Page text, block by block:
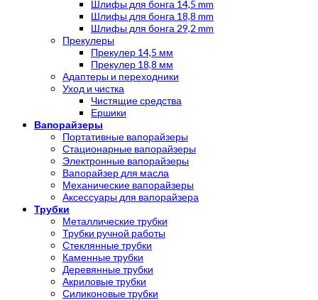
Шлифы для бонга 14,5 mm
Шлифы для бонга 18,8 mm
Шлифы для бонга 29,2 mm
Прекулеры
Прекулер 14,5 мм
Прекулер 18,8 мм
Адаптеры и переходники
Уход и чистка
Чистящие средства
Ершики
Вапорайзеры
Портативные вапорайзеры
Стационарные вапорайзеры
Электронные вапорайзеры
Вапорайзер для масла
Механические вапорайзеры
Аксессуары для вапорайзера
Трубки
Металлические трубки
Трубки ручной работы
Стеклянные трубки
Каменные трубки
Деревянные трубки
Акриловые трубки
Силиконовые трубки